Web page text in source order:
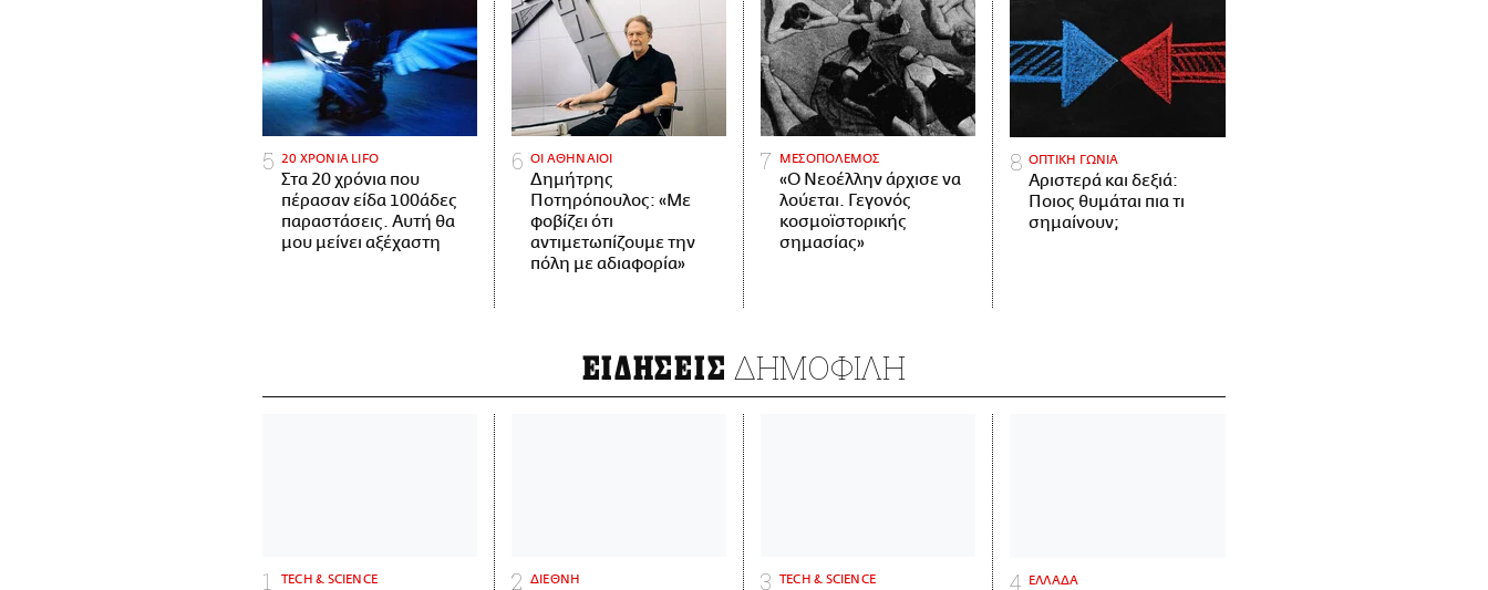
20 ΧΡΟΝΙΑ LIFO
Στα 20 χρόνια που
πέρασαν είδα 100άδες
παραστάσεις. Αυτή θα
μου μείνει αξέχαστη
ΟΙ ΑΘΗΝΑΙΟΙ
Δημήτρης
Ποτηρόπουλος: «Με
φοβίζει ότι
αντιμετωπίζουμε την
πόλη με αδιαφορία»
ΜΕΣΟΠΟΛΕΜΟΣ
«Ο Νεοέλλην άρχισε να
λούεται. Γεγονός
κοσμοϊστορικής
σημασίας»
ΟΠΤΙΚΗ ΓΩΝΙΑ
Αριστερά και δεξιά:
Ποιος θυμάται πια τι
σημαίνουν;
ΕΙΔΗΣΕΙΣ ΔΗΜΟΦΙΛΗ
ΤECH & SCIENCE ΔΙΕΘΝΗ ΤECH & SCIENCE ΕΛΛΑΔΑ